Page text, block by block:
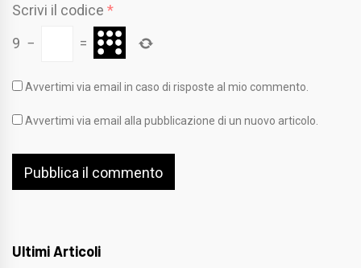
Scrivi il codice *
9 − =
Avvertimi via email in caso di risposte al mio commento.
Avvertimi via email alla pubblicazione di un nuovo articolo.
Ultimi Articoli